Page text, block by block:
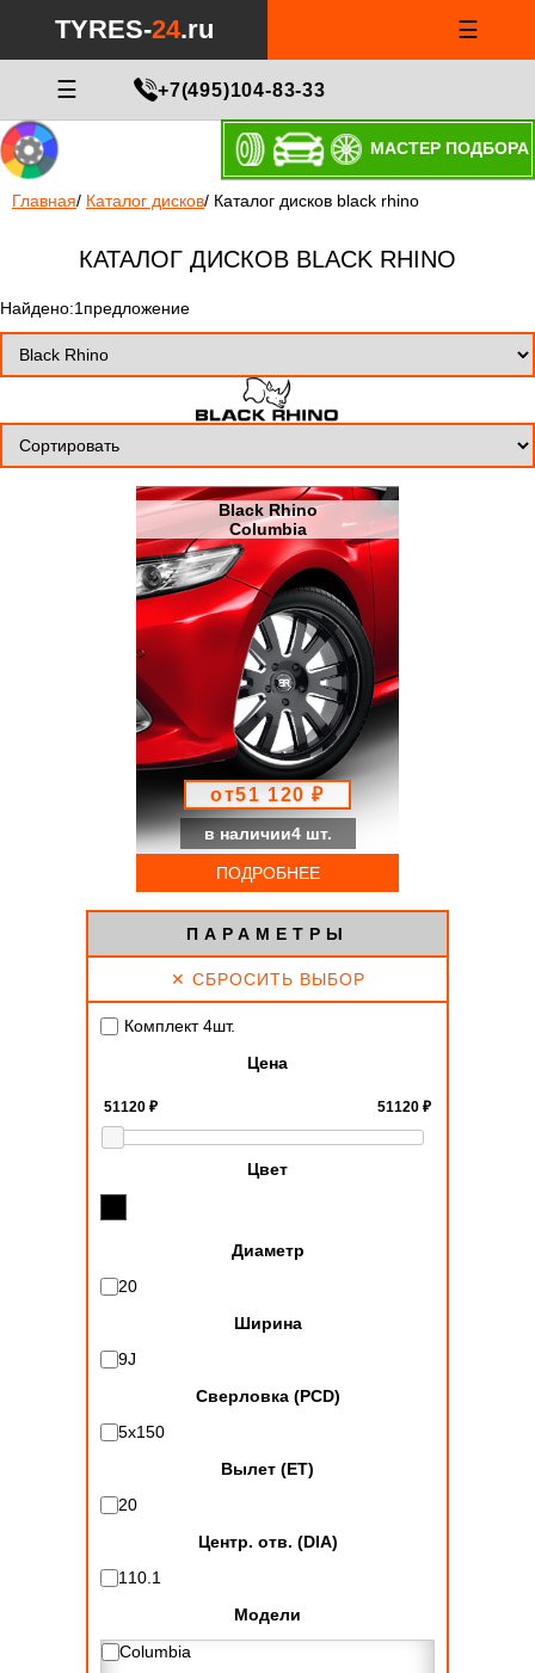
TYRES-24.ru ☰
☰ +7(495)104-83-33
МАСТЕР ПОДБОРА
Главная/ Каталог дисков/ Каталог дисков black rhino
КАТАЛОГ ДИСКОВ BLACK RHINO
Найдено:1предложение
Black Rhino
Columbia
от51 120 ₽
в наличии4 шт.
ПОДРОБНЕЕ
ПАРАМЕТРЫ
✕ СБРОСИТЬ ВЫБОР
Комплект 4шт.
Цена
Цвет
Диаметр
20
Ширина
9J
Сверловка (PCD)
5x150
Вылет (ET)
20
Центр. отв. (DIA)
110.1
Модели
Columbia